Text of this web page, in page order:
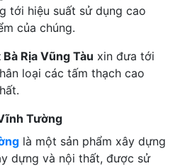
tới hiệu suất sử dụng cao
của chúng.
Rịa Vũng Tàu xin đưa tới
loại các tấm thạch cao
Tường
là một sản phẩm xây dựng
dựng và nội thất, được sử